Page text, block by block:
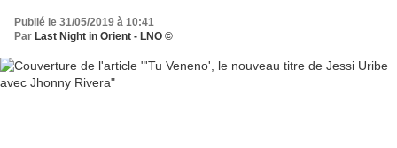
Publié le 31/05/2019 à 10:41
Par Last Night in Orient - LNO ©